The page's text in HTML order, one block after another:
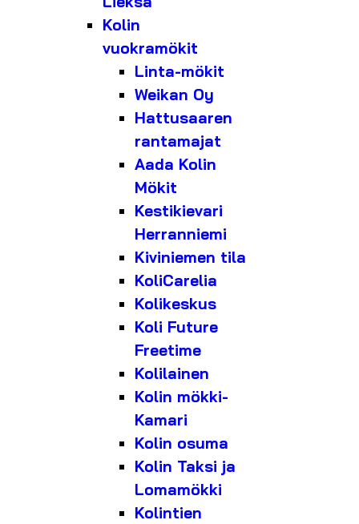
Kolin
vuokramökit
Linta-mökit
Weikan Oy
Hattusaaren
rantamajat
Aada Kolin
Mökit
Kestikievari
Herranniemi
Kiviniemen tila
KoliCarelia
Kolikeskus
Koli Future
Freetime
Kolilainen
Kolin mökki-
Kamari
Kolin osuma
Kolin Taksi ja
Lomamökki
Kolintien